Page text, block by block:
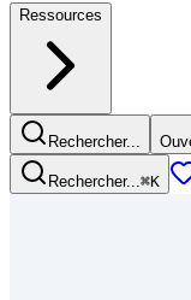
Ressources
Rechercher...
Rechercher...⌘K